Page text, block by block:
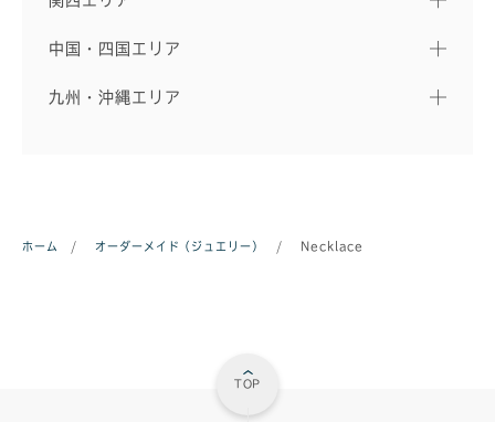
中国・四国エリア
九州・沖縄エリア
ホーム / オーダーメイド（ジュエリー） / Necklace
TOP